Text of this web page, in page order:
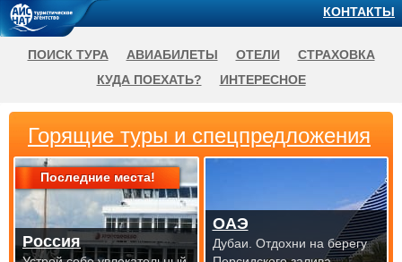
Горящие туры и спецпредложения
Последние места!
Россия
ОАЭ
Дубаи. Отдохни на берегу
КОНТАКТЫ
ПОИСК ТУРА АВИАБИЛЕТЫ ОТЕЛИ
СТРАХОВКА
КУДА ПОЕХАТЬ?
ИНТЕРЕСНОЕ